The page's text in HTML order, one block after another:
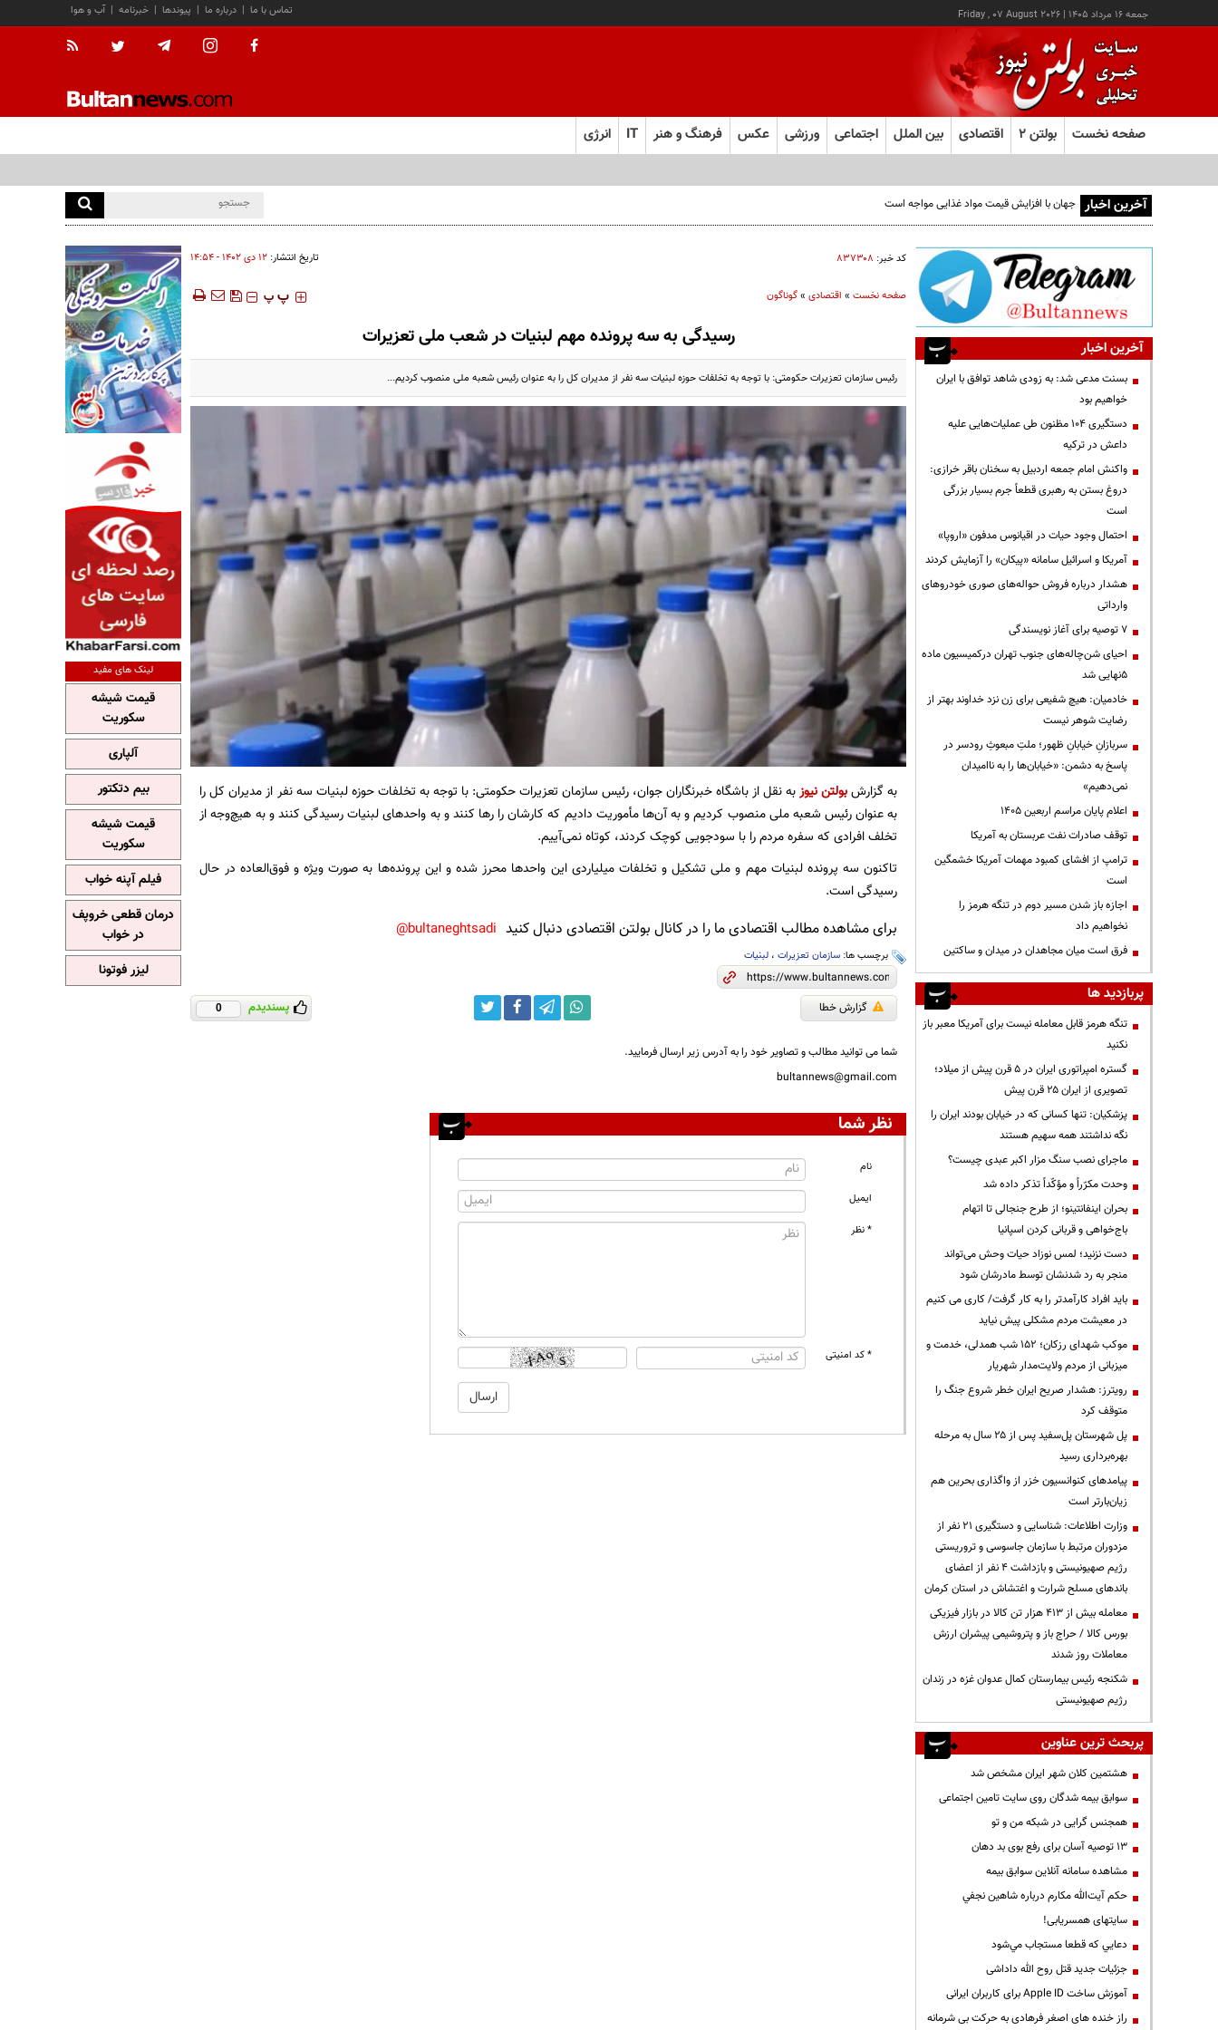
جمعه ۱۶ مرداد ۱۴۰۵ |
Friday , 07 August 2026 آب و هوا | خبرنامه | پیوندها | درباره ما | تماس با ما
صفحه نخست بولتن ۲ اقتصادی بین الملل اجتماعی ورزشی عکس فرهنگ و هنر IT انرژی
آخرین اخبار
کد خبر: ۸۳۷۳۰۸ تاریخ انتشار: ۱۲ دی ۱۴۰۲ - ۱۴:۵۴
صفحه نخست» اقتصادی»گوناگون ‍‍‍ پ پ
رسیدگی به سه پرونده مهم لبنیات در شعب ملی تعزیرات
رئیس سازمان تعزیرات حکومتی: با توجه به تخلفات حوزه لبنیات سه نفر از مدیران کل را به عنوان رئیس شعبه ملی منصوب کردیم...
به گزارشبولتن نیوزبه نقل از باشگاه خبرنگاران جوان، رئیس سازمان تعزیرات حکومتی: با توجه به تخلفات حوزه لبنیات سه نفر از مدیران کل را
به عنوان رئیس شعبه ملی منصوب کردیم و به آن‌ها مأموریت دادیم که کارشان را رها کنند و به واحد‌های لبنیات رسیدگی کنند و به هیچ‌وجه از
تخلف افرادی که سفره مردم را با سودجویی کوچک کردند، کوتاه نمی‌آییم.
تاکنون سه پرونده لبنیات مهم و ملی تشکیل و تخلفات میلیاردی این واحد‌ها محرز شده و این پرونده‌ها به صورت ویژه و فوق‌العاده در حال
رسیدگی است.
برای مشاهده مطالب اقتصادی ما را در کانال بولتن اقتصادی دنبال کنید bultaneghtsadi@
برچسب ها: سازمان تعزیرات، لبنیات
گزارش خطا پسندیدم 0
شما می توانید مطالب و تصاویر خود را به آدرس زیر ارسال فرمایید.
bultannews@gmail.com
نظر شما
نام
ایمیل
* نظر
* کد امنیتی
آخرین اخبار
بسنت مدعی شد: به زودی شاهد توافق با ایران
خواهیم بود
دستگیری ۱۰۴ مظنون طی عملیات‌هایی علیه
داعش در ترکیه
واکنش امام جمعه اردبیل به سخنان باقر خرازی:
دروغ بستن به رهبری قطعاً جرم بسیار بزرگی
است
احتمال وجود حیات در اقیانوس مدفون «اروپا»
آمریکا و اسرائیل سامانه «پیکان» را آزمایش کردند
هشدار درباره فروش حواله‌های صوری خودروهای
وارداتی
۷ توصیه برای آغاز نویسندگی
احیای شن‌چاله‌های جنوب تهران درکمیسیون ماده
۵نهایی شد
خادمیان: هیچ شفیعی برای زن نزد خداوند بهتر از
رضایت شوهر نیست
سربازانِ خیابانِ ظهور؛ ملتِ مبعوثِ رودسر در
پاسخ به دشمن: «خیابان‌ها را به ناامیدان
نمی‌دهیم»
اعلام پایان مراسم اربعین ۱۴۰۵
توقف صادرات نفت عربستان به آمریکا
ترامپ از افشای کمبود مهمات آمریکا خشمگین
است
اجازه باز شدن مسیر دوم در تنگه هرمز را
نخواهیم داد
فرق است میان مجاهدان در میدان و ساکتین
پربازدید ها
تنگه هرمز قابل معامله نیست برای آمریکا معبر باز
نکنید
گستره امپراتوری ایران در ۵ قرن پیش از میلاد؛
تصویری از ایران ۲۵ قرن پیش
پزشکیان: تنها کسانی که در خیابان بودند ایران را
نگه نداشتند همه سهیم هستند
ماجرای نصب سنگ مزار اکبر عبدی چیست؟
وحدت مکرّراً و مؤکّداً تذکر داده شد
بحران اینفانتینو؛ از طرح جنجالی تا اتهام
باج‌خواهی و قربانی کردن اسپانیا
دست نزنید؛ لمس نوزاد حیات وحش می‌تواند
منجر به رد شدنشان توسط مادرشان شود
باید افراد کارآمدتر را به کار گرفت/ کاری می کنیم
در معیشت مردم مشکلی پیش نیاید
موکب شهدای رزکان؛ ۱۵۲ شب همدلی، خدمت و
میزبانی از مردم ولایت‌مدار شهریار
رویترز: هشدار صریح ایران خطر شروع جنگ را
متوقف کرد
پل شهرستان پل‌سفید پس از ۲۵ سال به مرحله
بهره‌برداری رسید
پیامدهای کنوانسیون خزر از واگذاری بحرین هم
زیان‌بارتر است
وزارت اطلاعات: شناسایی و دستگیری ۲۱ نفر از
مزدوران مرتبط با سازمان جاسوسی و تروریستی
رژیم صهیونیستی و بازداشت ۴ نفر از اعضای
باندهای مسلح شرارت و اغتشاش در استان کرمان
معامله بیش از ۴۱۳ هزار تن کالا در بازار فیزیکی
بورس کالا / حراج باز و پتروشیمی پیشران ارزش
معاملات روز شدند
شکنجه رئیس بیمارستان کمال عدوان غزه در زندان
رژیم صهیونیستی
پربحث ترین عناوین
هشتمین کلان شهر ایران مشخص شد
سوابق بیمه شدگان روی سایت تامین اجتماعی
همجنس گرایی در شبکه من و تو
13 توصیه آسان برای رفع بوی بد دهان
مشاهده سامانه آنلاين سوابق بیمه
حكم آيت‌الله مكارم درباره شاهين نجفي
سایتهای همسریابی!
دعايي كه قطعا مستجاب مي‌شود
جزئیات جدید قتل روح الله داداشی
آموزش ساخت Apple ID برای کاربران ایرانی
راز خنده های اصغر فرهادی به حرکت بی شرمانه
لینک های مفید
قیمت شیشه
سکوریت
آلپاری
بیم دتکتور
قیمت شیشه
سکوریت
فیلم آپنه خواب
درمان قطعی خروپف
در خواب
لیزر فوتونا